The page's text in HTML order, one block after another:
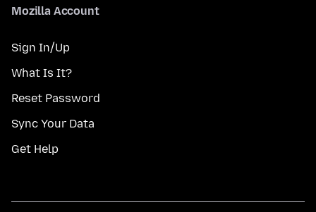
Mozilla Account
Sign In/Up
What Is It?
Reset Password
Sync Your Data
Get Help